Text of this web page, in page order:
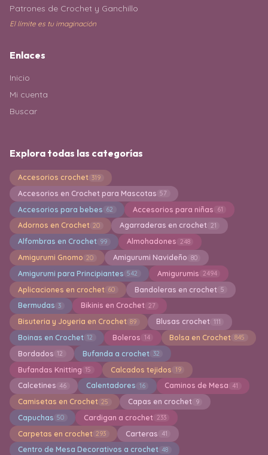
Patrones de Crochet y Ganchillo
El límite es tu imaginación
Enlaces
Inicio
Mi cuenta
Buscar
Explora todas las categorías
Accesorios crochet 319
Accesorios en Crochet para Mascotas 57
Accesorios para bebes 62 Accesorios para niñas 61
Adornos en Crochet 20 Agarraderas en crochet 21
Alfombras en Crochet 99 Almohadones 248
Amigurumi Gnomo 20 Amigurumi Navideño 80
Amigurumi para Principiantes 542 Amigurumis 2494
Aplicaciones en crochet 60 Bandoleras en crochet 5
Bermudas 3 Bikinis en Crochet 27
Bisuteria y Joyeria en Crochet 89 Blusas crochet 111
Boinas en Crochet 12 Boleros 14 Bolsa en Crochet 845
Bordados 12 Bufanda a crochet 32
Bufandas Knitting 15 Calcados tejidos 19
Calcetines 46 Calentadores 16 Caminos de Mesa 41
Camisetas en Crochet 25 Capas en crochet 9
Capuchas 50 Cardigan a crochet 233
Carpetas en crochet 293 Carteras 41
Centro de Mesa Decorativos a crochet 48